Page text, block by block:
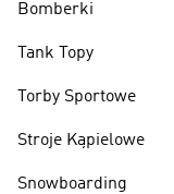
Bomberki
Tank Topy
Torby Sportowe
Stroje Kąpielowe
Snowboarding